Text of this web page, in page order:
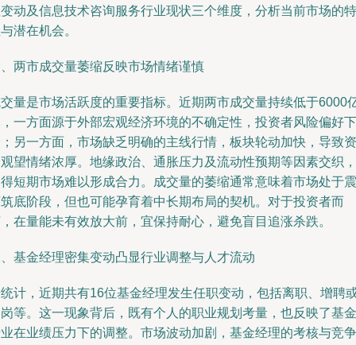
动及信息技术咨询服务行业现状三个维度，分析当前市场的特
潜在机会。
两市成交量萎缩反映市场情绪谨慎
量是市场活跃度的重要指标。近期两市成交量持续低于6000
一方面源于外部宏观经济环境的不确定性，投资者风险偏好下
另一方面，市场缺乏明确的主线行情，板块轮动加快，导致资
望情绪浓厚。地缘政治、通胀压力及流动性预期等因素交织，
短期市场难以形成合力。成交量的萎缩通常意味着市场处于震
底阶段，但也可能孕育着中长期布局的契机。对于投资者而
在量能未有效放大前，宜保持耐心，避免盲目追涨杀跌。
基金经理密集变动凸显行业调整与人才流动
计，近期共有16位基金经理发生任职变动，包括离职、增聘
等。这一现象背后，既有个人的职业规划考量，也反映了基金
在业绩压力下的调整。市场波动加剧，基金经理的考核与竞争